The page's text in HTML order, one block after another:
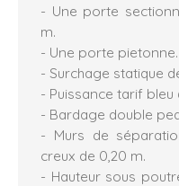
- Une porte
m.
- Une porte pietonne.
- Surchage statique
- Puissance tarif bleu
- Bardage double
- Murs de
creux de 0,20 m.
- Hauteur sous